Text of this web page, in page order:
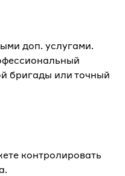
доп. услугами.
бригады или точный
контролировать